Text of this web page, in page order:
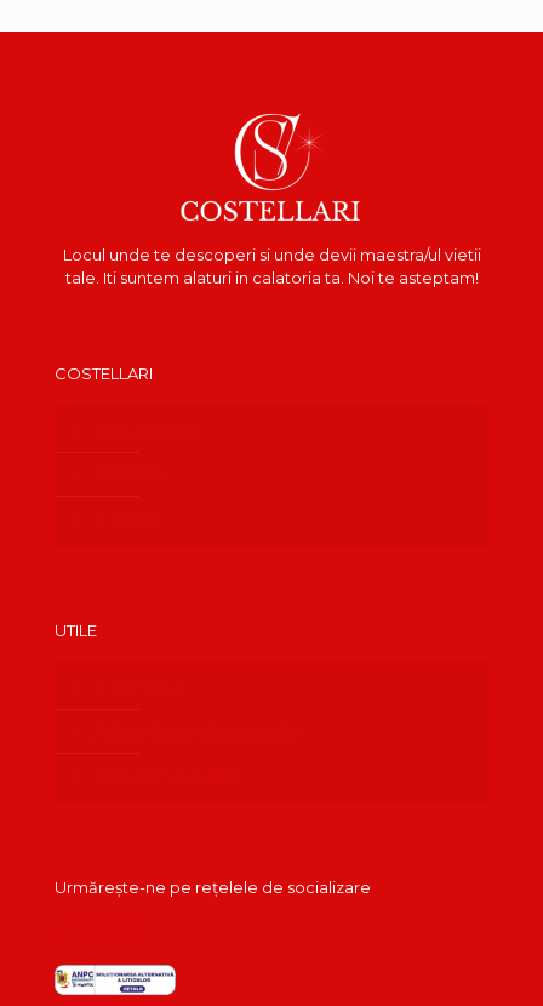
Locul unde te descoperi si unde devii maestra/ul vietii
tale. Iti suntem alaturi in calatoria ta. Noi te asteptam!
COSTELLARI
UTILE
Urmărește-ne pe rețelele de socializare